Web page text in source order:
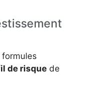
de risque de